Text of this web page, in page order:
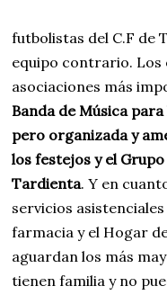
futbolistas del C.F de
equipo contrario. Los
asociaciones más
Banda de Música
pero organizada y
los festejos y el
Tardienta. Y en
servicios
farmacia y el Hogar
aguardan los más
tienen familia y no